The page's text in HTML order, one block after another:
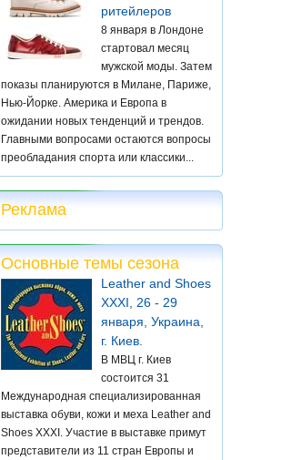
ритейлеров
8 января в Лондоне
стартовал месяц
мужской моды. Затем
показы планируются в Милане, Париже,
Нью-Йорке. Америка и Европа в
ожидании новых тенденций и трендов.
Главными вопросами остаются вопросы
преобладания спорта или классики...
Реклама
Основные темы сезона
Leather and Shoes
XXXI, 26 - 29
января, Украина,
г. Киев.
В МВЦ г. Киев
состоится 31
Международная специализированная
выставка обуви, кожи и меха Leather and
Shoes XXXI. Участие в выставке примут
представители из 11 стран Европы и